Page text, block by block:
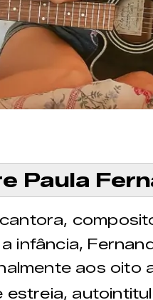
Paula
infância,
aos oito
estreia,